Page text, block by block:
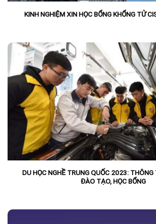
KINH NGHIỆM XIN HỌC BỔNG KHỔNG TỬ
DU HỌC NGHỀ TRUNG QUỐC 2023: THÔNG
ĐÀO TẠO, HỌC BỔNG